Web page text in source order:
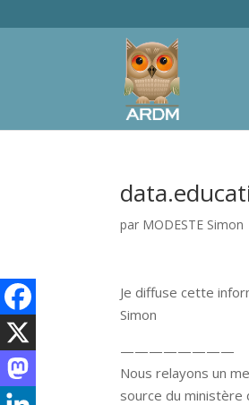
par MODESTE Simon
Je diffuse cette
Simon
————————
Nous relayons un
source du ministère